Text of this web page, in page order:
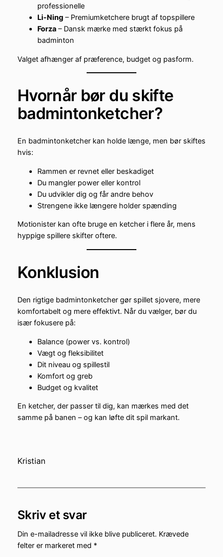
professionelle
Li-Ning– Premiumketchere brugt af topspillere
Forza– Dansk mærke med stærkt fokus på
badminton
Valget afhænger af præference, budget og pasform.
Hvornår bør du skifte
badmintonketcher?
En badmintonketcher kan holde længe, men bør skiftes
hvis:
Rammen er revnet eller beskadiget
Du mangler power eller kontrol
Du udvikler dig og får andre behov
Strengene ikke længere holder spænding
Motionister kan ofte bruge en ketcher i flere år, mens
hyppige spillere skifter oftere.
Konklusion
Den rigtige badmintonketcher gør spillet sjovere, mere
komfortabelt og mere effektivt. Når du vælger, bør du
især fokusere på:
Balance (power vs. kontrol)
Vægt og fleksibilitet
Dit niveau og spillestil
Komfort og greb
Budget og kvalitet
En ketcher, der passer til dig, kan mærkes med det
samme på banen – og kan løfte dit spil markant.
Kristian
Skriv et svar
Din e-mailadresse vil ikke blive publiceret. Krævede
felter er markeret med *